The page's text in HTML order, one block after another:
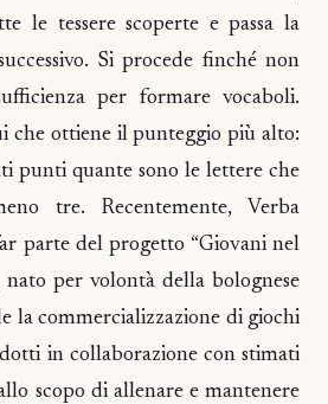
le tessere scoperte e passa la
Si procede finché non
per formare vocaboli.
che ottiene il punteggio più alto:
punti quante sono le lettere che
tre. Recentemente, Verba
parte del progetto “Giovani nel
per volontà della bolognese
la commercializzazione di giochi
in collaborazione con stimati
scopo di allenare e mantenere